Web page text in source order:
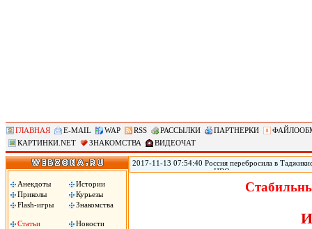
ГЛАВНАЯ E-MAIL WAP RSS РАССЫЛКИ ПАРТНЕРКИ
КАРТИНКИ.NET
ЗНАКОМСТВА ВИДЕОЧАТ
Анекдоты
Истории
Приколы
Курьезы
Flash-игры
Знакомства
Статьи
Новости
2017-11-13 07:54:40 Россия перебросила в
самолетов и вертолетов ЦВО на
вертолетов Центрального военного округа